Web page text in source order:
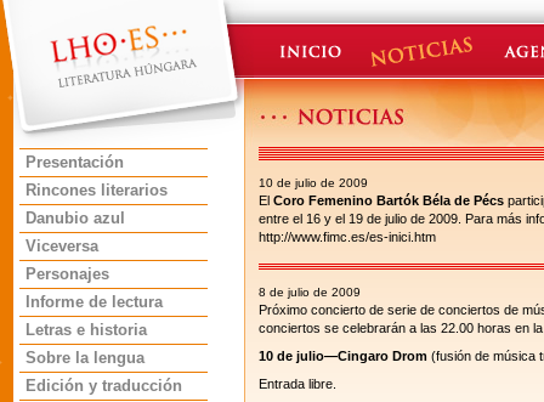
Presentación
Rincones literarios
Danubio azul
Viceversa
Personajes
Informe de lectura
Letras e historia
Sobre la lengua
Edición y traducción
10 de julio de 2009
El Coro Femenino Bartók Béla de Pécs
entre el 16 y el 19 de julio de 2009. Para más
http://www.fimc.es/es-inici.htm
8 de julio de 2009
Próximo concierto de serie de conciertos de
conciertos se celebrarán a las 22.00 horas en
10 de julio—Cingaro Drom (fusión de música
Entrada libre.